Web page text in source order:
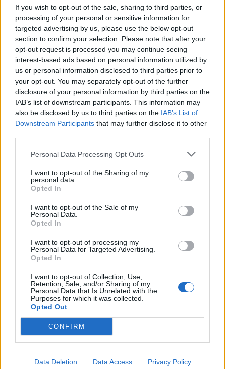
If you wish to opt-out of the sale, sharing to third parties, or
processing of your personal or sensitive information for
targeted advertising by us, please use the below opt-out
section to confirm your selection. Please note that after your
opt-out request is processed you may continue seeing
interest-based ads based on personal information utilized by
us or personal information disclosed to third parties prior to
your opt-out. You may separately opt-out of the further
disclosure of your personal information by third parties on the
IAB’s list of downstream participants. This information may
also be disclosed by us to third parties on the IAB’s List of
Downstream Participants that may further disclose it to other
Personal Data Processing Opt Outs
I want to opt-out of the Sharing of my
personal data.
Opted In
I want to opt-out of the Sale of my
Personal Data.
Opted In
I want to opt-out of processing my
Personal Data for Targeted Advertising.
Opted In
I want to opt-out of Collection, Use,
Retention, Sale, and/or Sharing of my
Personal Data that Is Unrelated with the
Purposes for which it was collected.
Opted Out
CONFIRM
Data Deletion Data Access Privacy Policy
Klaipėdos patrauklumo talentams ir verslui